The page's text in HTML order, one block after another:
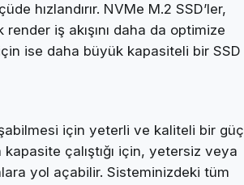
hızlandırır. NVMe M.2 SSD’ler,
iş akışını daha da optimize
ise daha büyük kapasiteli bir SSD
için yeterli ve kaliteli bir güç
kapasite çalıştığı için, yetersiz veya
yol açabilir. Sisteminizdeki tüm